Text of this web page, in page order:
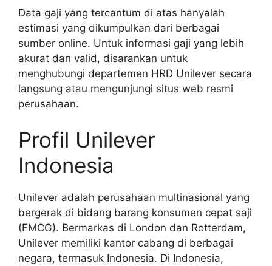
Data gaji yang tercantum di atas hanyalah
estimasi yang dikumpulkan dari berbagai
sumber online. Untuk informasi gaji yang lebih
akurat dan valid, disarankan untuk
menghubungi departemen HRD Unilever secara
langsung atau mengunjungi situs web resmi
perusahaan.
Profil Unilever
Indonesia
Unilever adalah perusahaan multinasional yang
bergerak di bidang barang konsumen cepat saji
(FMCG). Bermarkas di London dan Rotterdam,
Unilever memiliki kantor cabang di berbagai
negara, termasuk Indonesia. Di Indonesia,